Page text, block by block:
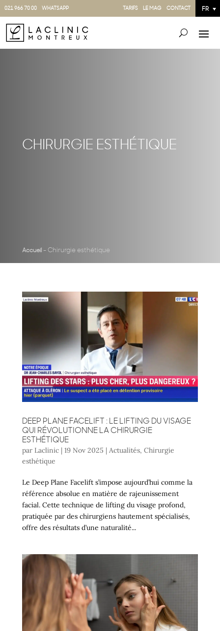
021 966 70 00 WHATSAPP TARIFS LE MAG CONTACT FR
CHIRURGIE ESTHÉTIQUE
Accueil - Chirurgie esthétique
DEEP PLANE FACELIFT : LE LIFTING DU VISAGE
QUI RÉVOLUTIONNE LA CHIRURGIE
ESTHÉTIQUE
par Laclinic| 19 Nov 2025 | Actualités, Chirurgie
esthétique
Le Deep Plane Facelift s’impose aujourd’hui comme la
référence absolue en matière de rajeunissement
facial. Cette technique de lifting du visage profond,
pratiquée par des chirurgiens hautement spécialisés,
offre des résultats d’une naturalité...